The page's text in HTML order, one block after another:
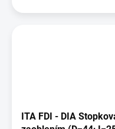
ITA FDI - DIA